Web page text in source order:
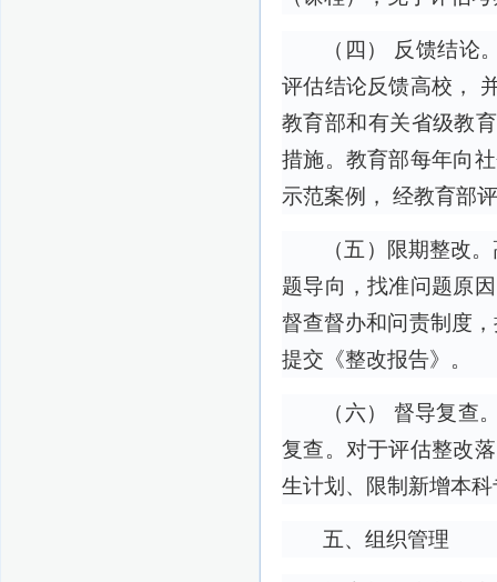
（四） 反馈结
评估结论反馈高校，
教育部和有关省级教
措施。教育部每年向
示范案例， 经教育部
（五）限期整改
题导向，找准问题原
督查督办和问责制度
提交《整改报告》。
（六） 督导复查
复查。对于评估整改
生计划、限制新增本
五、组织管理